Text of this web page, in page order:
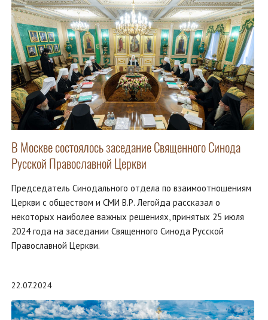
В Москве состоялось заседание Священного Синода
Русской Православной Церкви
Председатель Синодального отдела по взаимоотношениям
Церкви с обществом и СМИ В.Р. Легойда рассказал о
некоторых наиболее важных решениях, принятых 25 июля
2024 года на заседании Священного Синода Русской
Православной Церкви.
22.07.2024